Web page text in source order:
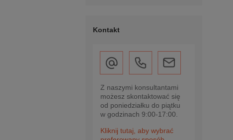
Kontakt
Z naszymi konsultantami
możesz skontaktować się
od poniedziałku do piątku
w godzinach 9:00-17:00.
Kliknij tutaj, aby wybrać